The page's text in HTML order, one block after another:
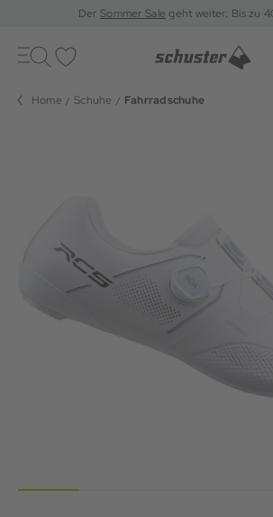
DerSommer Sale geht weiter: Bis zu
Toggle
navigation
Home Schuhe Fahrradschuhe